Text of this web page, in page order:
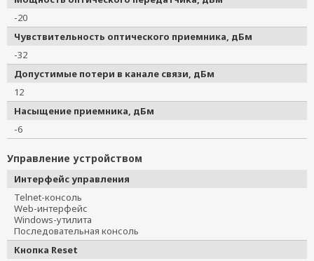
-20
Чувствительность оптического приемника, дБм
-32
Допустимые потери в канале связи, дБм
12
Насыщение приемника, дБм
-6
Управление устройством
Интерфейс управления
Telnet-консоль
Web-интерфейс
Windows-утилита
Последовательная консоль
Кнопка Reset